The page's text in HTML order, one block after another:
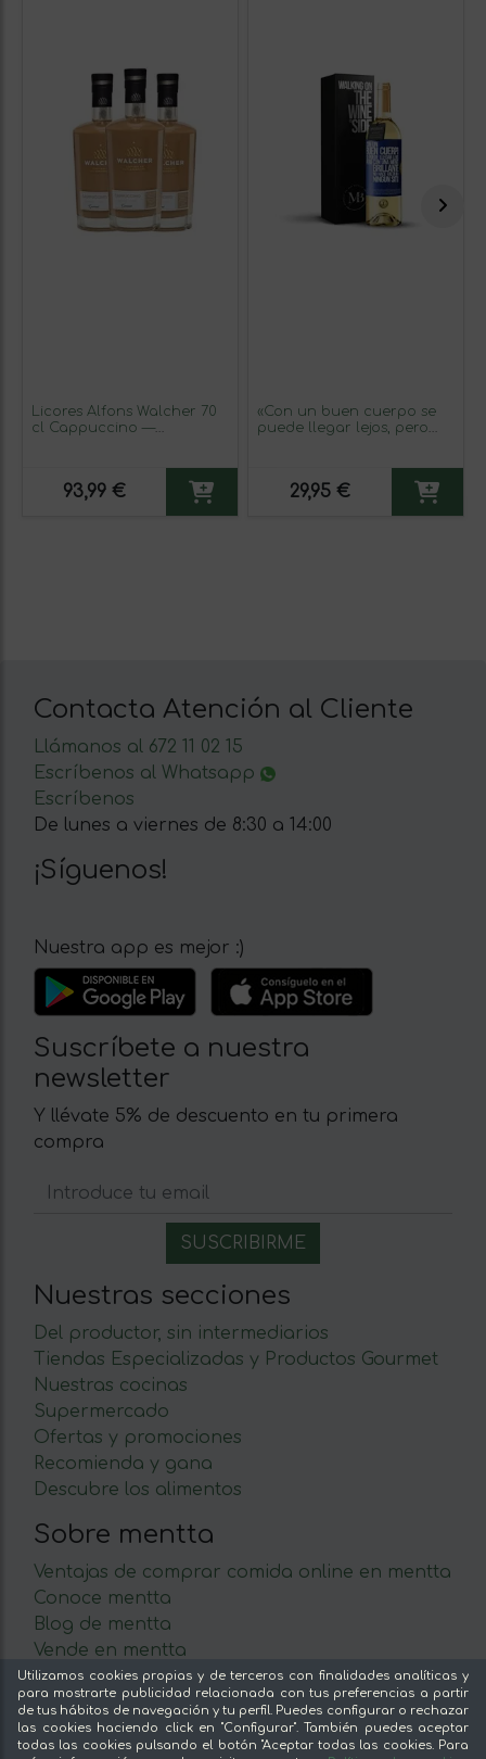
Licores Alfons Walcher 70
cl Cappuccino —
93,99 €
«Con un buen cuerpo se
puede llegar lejos, pero
Botella. Vino Blanco
29,95 €
Contacta Atención al Cliente
Llámanos al 672 11 02 15
Escríbenos al Whatsapp
Escríbenos
De lunes a viernes de 8:30 a 14:00
¡Síguenos!
Nuestra app es mejor :)
Suscríbete a nuestra
newsletter
Y llévate 5% de descuento en tu primera
compra
Nuestras secciones
Del productor, sin intermediarios
Tiendas Especializadas y Productos Gourmet
Nuestras cocinas
Supermercado
Ofertas y promociones
Recomienda y gana
Descubre los alimentos
Sobre mentta
Ventajas de comprar comida online en mentta
Conoce mentta
Blog de mentta
Vende en mentta
Fidelización
Preguntas frecuentes
Legal
Utilizamos cookies propias y de terceros con finalidades analíticas y
para mostrarte publicidad relacionada con tus preferencias a partir
de tus hábitos de navegación y tu perfil. Puedes configurar o rechazar
las cookies haciendo click en "Configurar". También puedes aceptar
todas las cookies pulsando el botón "Aceptar todas las cookies. Para